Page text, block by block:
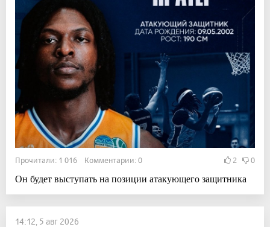
Прочитали: 1 016 Комментарии: 0 2 0
Он будет выступать на позиции атакующего защитника
14:12, 5 авг 2026